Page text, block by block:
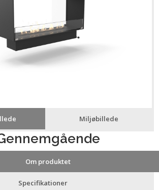
Miljøbillede
Om produktet
Specifikationer